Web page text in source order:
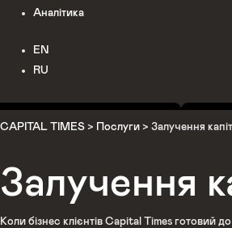
Аналітика
EN
RU
CAPITAL TIMES > Послуги > Залучення
Залучення
Коли бізнес клієнтів Capital Times готовий